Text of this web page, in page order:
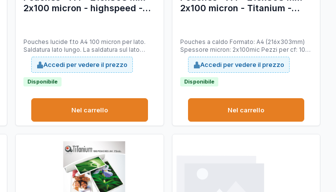
2x100 micron - highspeed -
Pouches lucide f.to A4 100 micron per lato.
Saldatura lato lungo. La saldatura sul lato
lungo permette di risparmiare fino al 30% sul
tempo di plastificazione se abbinate alle
plastificatrici high speed. Queste pouches
sono utilizzabili su modelli con luce di
plastificazione fino all'uni A3.
Accedi per vedere il prezzo
Disponibile
Nel carrello
2x100 micron - Titanium -
Pouches a caldo Formato: A4 (216x303mm)
Spessore micron: 2x100mic Pezzi per cf: 100
Materiale composizione: polyestere di
altissima qualità ed EVA che conferisce
adesione nel tempo, rigidità e robustezza
Accedi per vedere il prezzo
Disponibile
Nel carrello